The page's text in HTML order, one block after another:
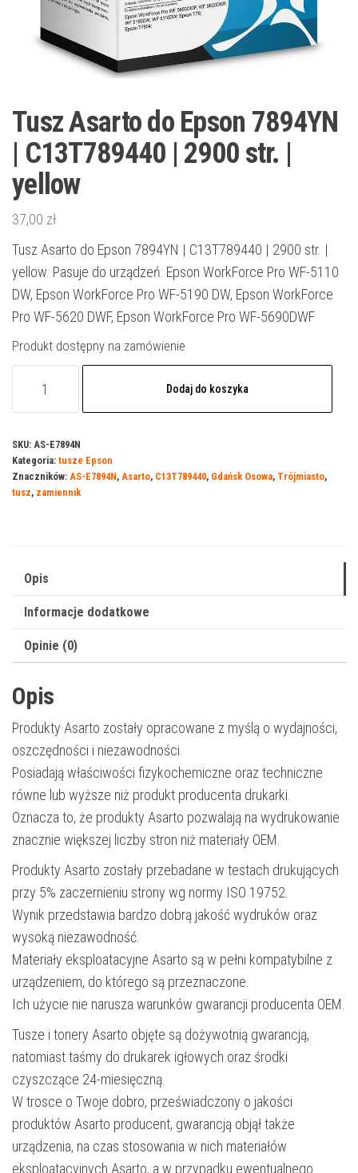
Tusz Asarto do Epson 7894YN
| C13T789440 | 2900 str. |
yellow
37,00 zł
Tusz Asarto do Epson 7894YN | C13T789440 | 2900 str. |
yellow. Pasuje do urządzeń: Epson WorkForce Pro WF-5110
DW, Epson WorkForce Pro WF-5190 DW, Epson WorkForce
Pro WF-5620 DWF, Epson WorkForce Pro WF-5690DWF
Produkt dostępny na zamówienie
do
Epson
7894YN
2900
yellow
Dodaj do koszyka
SKU: AS-E7894N
Kategoria: tusze Epson
Znaczników: AS-E7894N, Asarto, C13T789440, Gdańsk Osowa, Trójmiasto,
tusz, zamiennik
Opis
Informacje dodatkowe
Opinie (0)
Opis
Produkty Asarto zostały opracowane z myślą o wydajności,
oszczędności i niezawodności.
Posiadają właściwości fizykochemiczne oraz techniczne
równe lub wyższe niż produkt producenta drukarki.
Oznacza to, że produkty Asarto pozwalają na wydrukowanie
znacznie większej liczby stron niż materiały OEM.
Produkty Asarto zostały przebadane w testach drukujących
przy 5% zaczernieniu strony wg normy ISO 19752.
Wynik przedstawia bardzo dobrą jakość wydruków oraz
wysoką niezawodność.
Materiały eksploatacyjne Asarto są w pełni kompatybilne z
urządzeniem, do którego są przeznaczone.
Ich użycie nie narusza warunków gwarancji producenta OEM.
Tusze i tonery Asarto objęte są dożywotnią gwarancją,
natomiast taśmy do drukarek igłowych oraz środki
czyszczące 24-miesięczną.
W trosce o Twoje dobro, przeświadczony o jakości
produktów Asarto producent, gwarancją objął także
urządzenia, na czas stosowania w nich materiałów
eksploatacyjnych Asarto, a w przypadku ewentualnego